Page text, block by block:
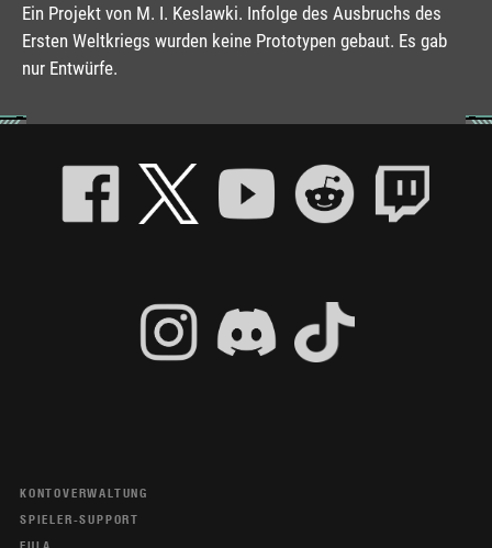
Ein Projekt von M. I. Keslawki. Infolge des Ausbruchs des
Ersten Weltkriegs wurden keine Prototypen gebaut. Es gab
nur Entwürfe.
KONTOVERWALTUNG
SPIELER-SUPPORT